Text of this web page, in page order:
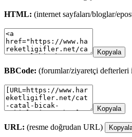
HTML: (internet sayfaları/bloglar/
Kopyala
BBCode: (forumlar/ziyaretçi defterleri
Kopyala
URL: (resme doğrudan URL)